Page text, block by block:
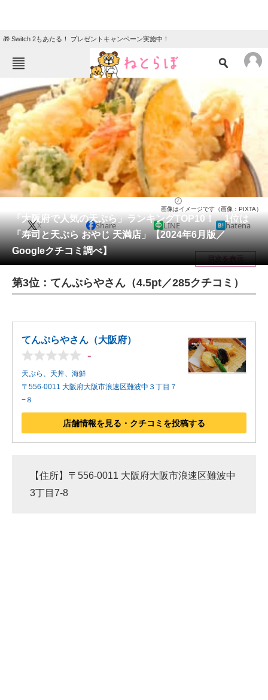
🎁 Switch 2もあたる！ プレゼントキャンペーン実施中！
ねとらぼメニュー
TOP ニュース
エンタメ クイズ
グルメ 地域
住まい 教育・育児
動物 リサーチ
会員記事
メディア
注目記事を集めた総合ページ
ITの今と未来を見通す
進化するPCとデバイスの未来
好きが集まる 比べて選べる
ビジネスと働き方のヒント
AI活用のいまが分かる
経営リーダーのコミュニティ
マーケ×ITの今がよく分かる
「大阪府で人気の天ぷら」ランキングTOP10！ 1位は
「寿司と天ぷら おやじ 天満店」【2024年6月版／
Googleクチコミ調べ】
画像はイメージです（画像：PIXTA）
X Share LINE hatena
目次を表示
第3位：てんぷらやさん（4.5pt／285クチコミ）
てんぷらやさん（大阪府）
-
天ぷら、天丼、海鮮
〒556-0011 大阪府大阪市浪速区難波中３丁目７
−８
店舗情報を見る・クチコミを投稿する
【住所】〒556-0011 大阪府大阪市浪速区難波中
3丁目7-8